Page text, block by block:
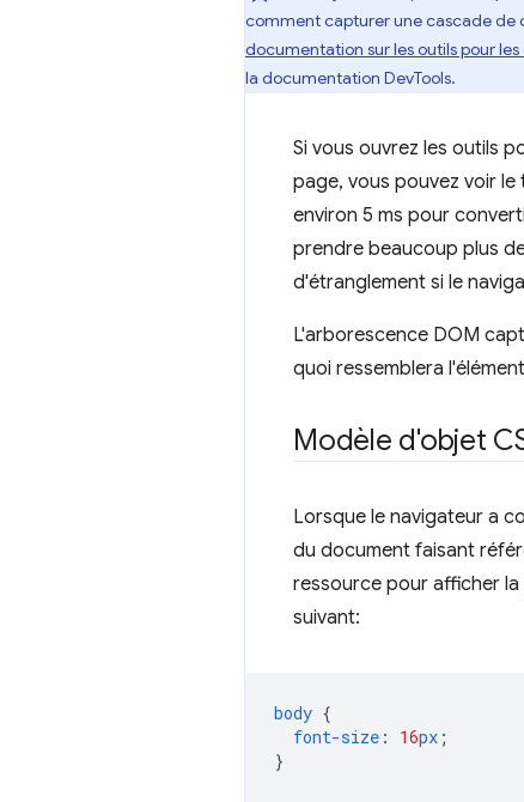
comment capturer une cascade de
documentation sur les outils pour
la documentation DevTools.
Si vous ouvrez les outils
page, vous pouvez voir
environ 5 ms pour
prendre beaucoup plus
d'étranglement si le
L'arborescence DOM
quoi ressemblera
Modèle d'objet
Lorsque le navigateur a
du document faisant
ressource pour afficher
suivant:
body {
font-size : 16px ;
}